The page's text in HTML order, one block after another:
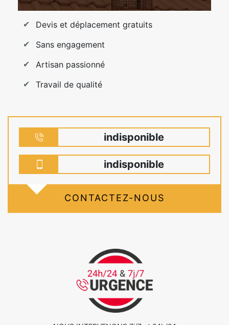
Devis et déplacement gratuits
Sans engagement
Artisan passionné
Travail de qualité
indisponible
indisponible
CONTACTEZ-NOUS